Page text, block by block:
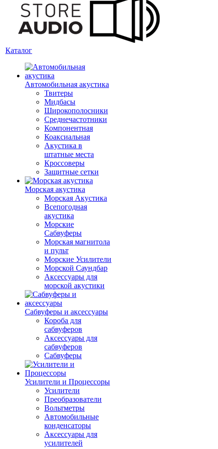
Каталог
Автомобильная акустика
Твитеры
Мидбасы
Широкополосники
Среднечастотники
Компонентная
Коаксиальная
Акустика в
штатные места
Кроссоверы
Защитные сетки
Морская акустика
Морская Акустика
Всепогодная
акустика
Морские
Сабвуферы
Морская магнитола
и пульт
Морские Усилители
Морской Cаундбар
Аксессуары для
морской акустики
Сабвуферы и аксессуары
Короба для
сабвуферов
Аксессуары для
сабвуферов
Сабвуферы
Усилители и Процессоры
Усилители
Преобразователи
Вольтметры
Автомобильные
конденсаторы
Аксессуары для
усилителей